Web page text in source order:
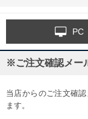
PC
※ご注文確認メー
当店からのご注文確
ます。